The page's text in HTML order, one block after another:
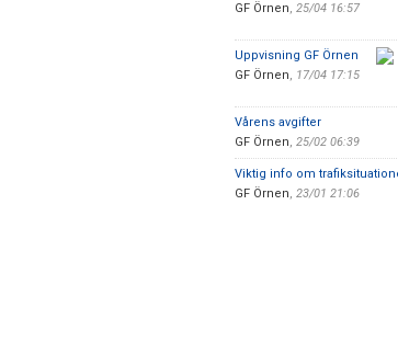
GF Örnen, 25/04 16:57
Uppvisning GF Örnen
GF Örnen, 17/04 17:15
Vårens avgifter
GF Örnen, 25/02 06:39
Viktig info om
GF Örnen, 23/01 21:06